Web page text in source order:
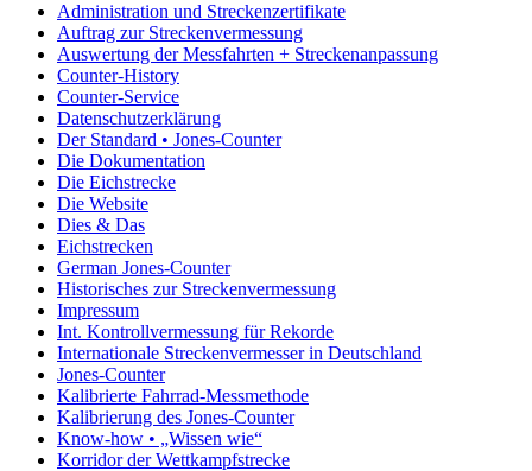
Administration und Streckenzertifikate
Auftrag zur Streckenvermessung
Auswertung der Messfahrten + Streckenanpassung
Counter-History
Counter-Service
Datenschutzerklärung
Der Standard • Jones-Counter
Die Dokumentation
Die Eichstrecke
Die Website
Dies & Das
Eichstrecken
German Jones-Counter
Historisches zur Streckenvermessung
Impressum
Int. Kontrollvermessung für Rekorde
Internationale Streckenvermesser in Deutschland
Jones-Counter
Kalibrierte Fahrrad-Messmethode
Kalibrierung des Jones-Counter
Know-how • „Wissen wie“
Korridor der Wettkampfstrecke